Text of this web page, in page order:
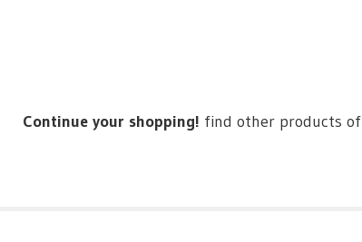
Continue your shopping! find other products of